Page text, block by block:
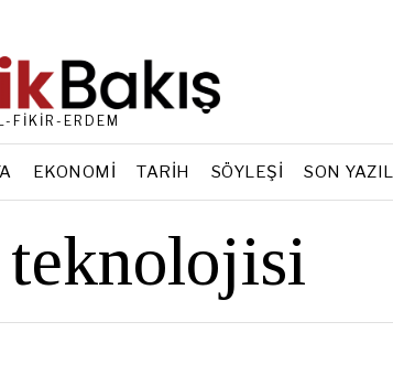
FİKİR-ERDEM
EKONOMI TARIH SÖYLEŞI SON